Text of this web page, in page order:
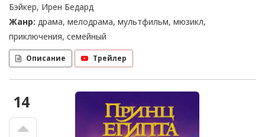
Бэйкер, Ирен Бедард
Жанр: драма, мелодрама, мультфильм, мюзикл,
приключения, семейный
Описание Трейлер
14